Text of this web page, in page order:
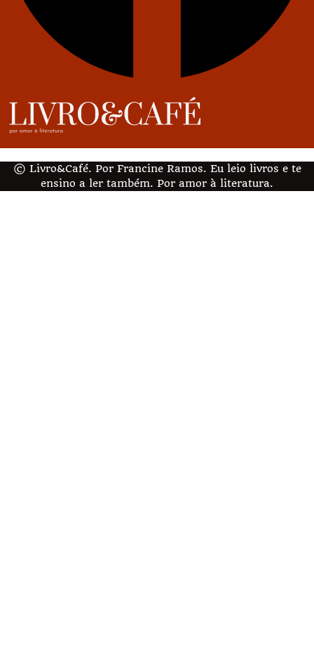
© Livro&Café. Por Francine Ramos. Eu leio livros e te
ensino a ler também. Por amor à literatura.